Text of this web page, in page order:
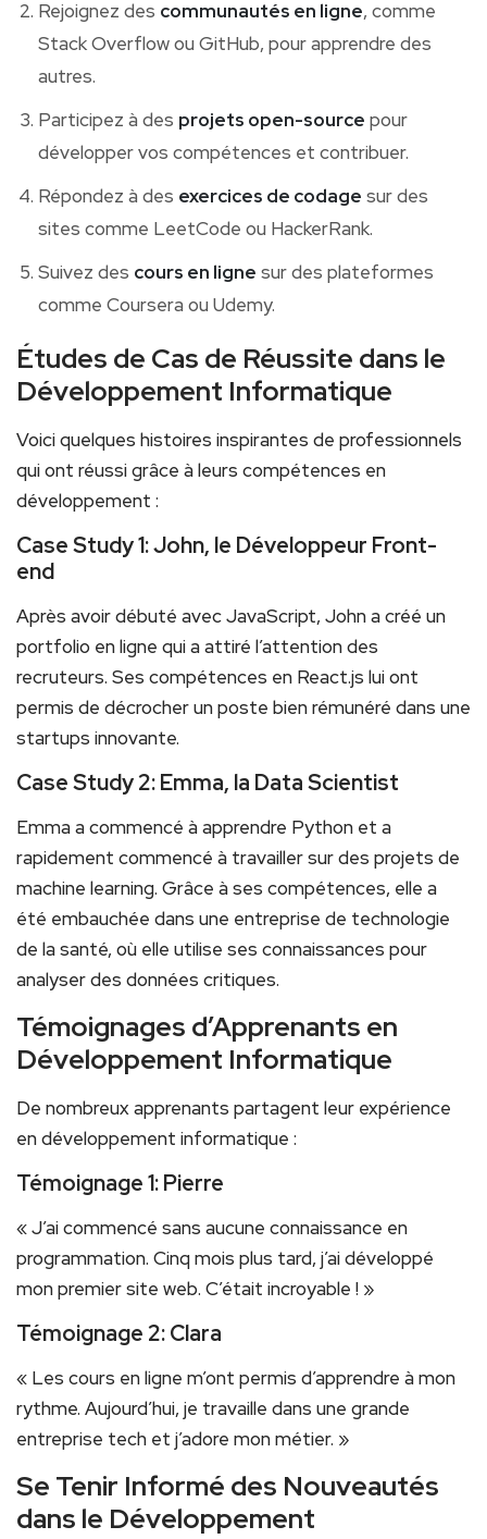
Rejoignez des communautés en ligne, comme
Stack Overflow ou GitHub, pour apprendre des
autres.
Participez à des projets‍ open-source pour
développer vos compétences et contribuer.
Répondez à ​des exercices de codage sur des
sites comme LeetCode ou HackerRank.
Suivez des cours en ligne sur des plateformes
comme Coursera ou ⁤Udemy.
Études de‌ Cas de Réussite dans le
Développement Informatique
Voici quelques histoires inspirantes de professionnels
qui ont réussi grâce à leurs compétences en
développement :
Case Study 1: John, le Développeur Front-
end
Après avoir débuté avec JavaScript, John a⁢ créé un
portfolio ​en ligne qui a attiré l’attention des⁤
recruteurs. Ses compétences en React.js lui ont
permis de décrocher un poste bien rémunéré ‍dans une
startups innovante.
Case Study 2: Emma, la Data Scientist
Emma a commencé à apprendre Python et a
rapidement commencé à travailler sur des ⁢projets de​
machine learning. Grâce à ses compétences, ⁤elle a
⁢été embauchée dans une entreprise de technologie
de la santé, où elle utilise ses connaissances ⁣pour
analyser des données critiques.
Témoignages d’Apprenants‌ en
Développement Informatique
De nombreux apprenants partagent leur expérience
⁤en développement informatique​ :
Témoignage 1: Pierre
« J’ai commencé sans aucune connaissance ​en
programmation. Cinq mois plus tard, j’ai développé
mon premier ⁤site web. C’était incroyable⁣ ! »
Témoignage 2: Clara
« Les cours en ‌ligne m’ont permis d’apprendre à mon
rythme. Aujourd’hui,⁢ je ⁣travaille dans une grande
entreprise tech et j’adore mon métier. »
Se Tenir ‌Informé des Nouveautés
dans le Développement